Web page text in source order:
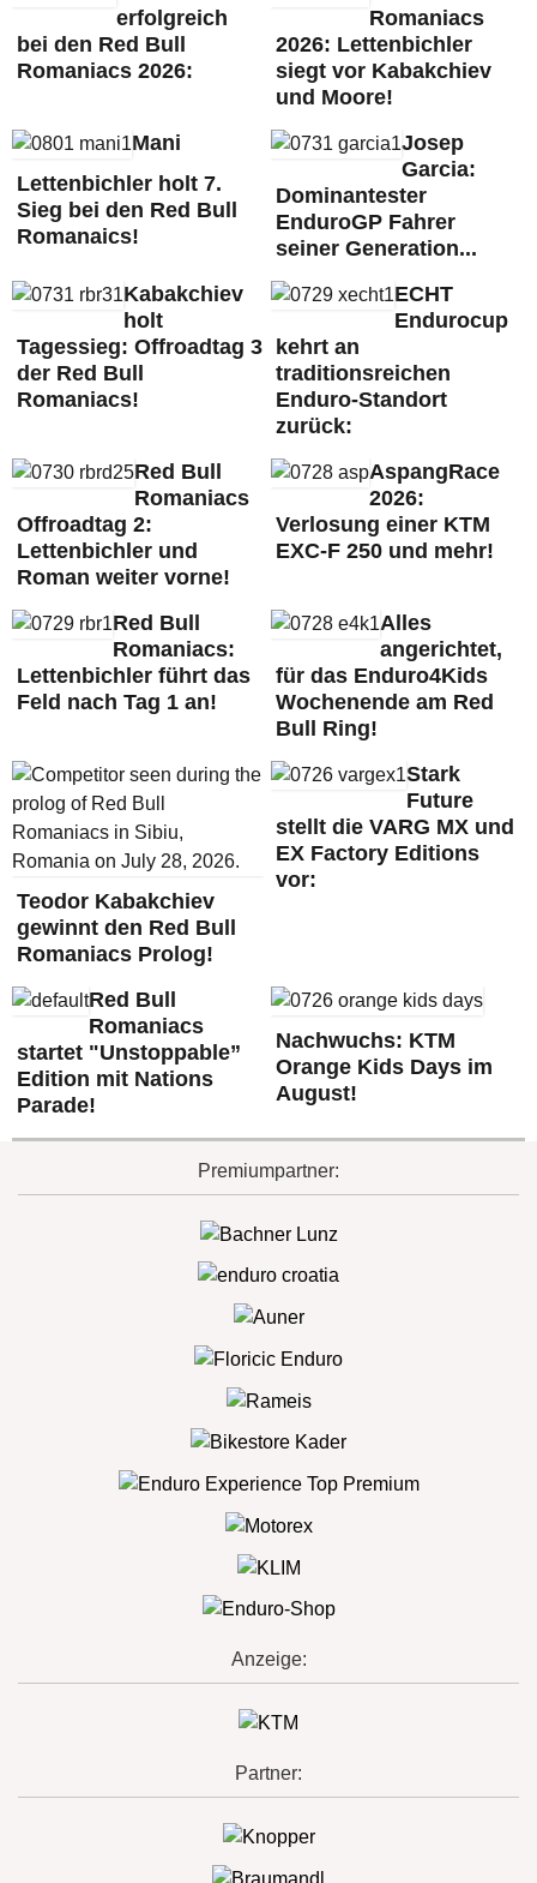
erfolgreich
bei den Red Bull
Romaniacs 2026:
Romaniacs
2026: Lettenbichler
siegt vor Kabakchiev
und Moore!
Mani
Lettenbichler holt 7.
Sieg bei den Red Bull
Romanaics!
Josep
Garcia:
Dominantester
EnduroGP Fahrer
seiner Generation...
Kabakchiev
holt
Tagessieg: Offroadtag 3
der Red Bull
Romaniacs!
ECHT
Endurocup
kehrt an
traditionsreichen
Enduro-Standort
zurück:
Red Bull
Romaniacs
Offroadtag 2:
Lettenbichler und
Roman weiter vorne!
AspangRace
2026:
Verlosung einer KTM
EXC-F 250 und mehr!
Red Bull
Romaniacs:
Lettenbichler führt das
Feld nach Tag 1 an!
Alles
angerichtet,
für das Enduro4Kids
Wochenende am Red
Bull Ring!
Teodor Kabakchiev
gewinnt den Red Bull
Romaniacs Prolog!
Stark
Future
stellt die VARG MX und
EX Factory Editions
vor:
Red Bull
Romaniacs
startet "Unstoppable”
Edition mit Nations
Parade!
Nachwuchs: KTM
Orange Kids Days im
August!
Premiumpartner:
Anzeige:
Partner: